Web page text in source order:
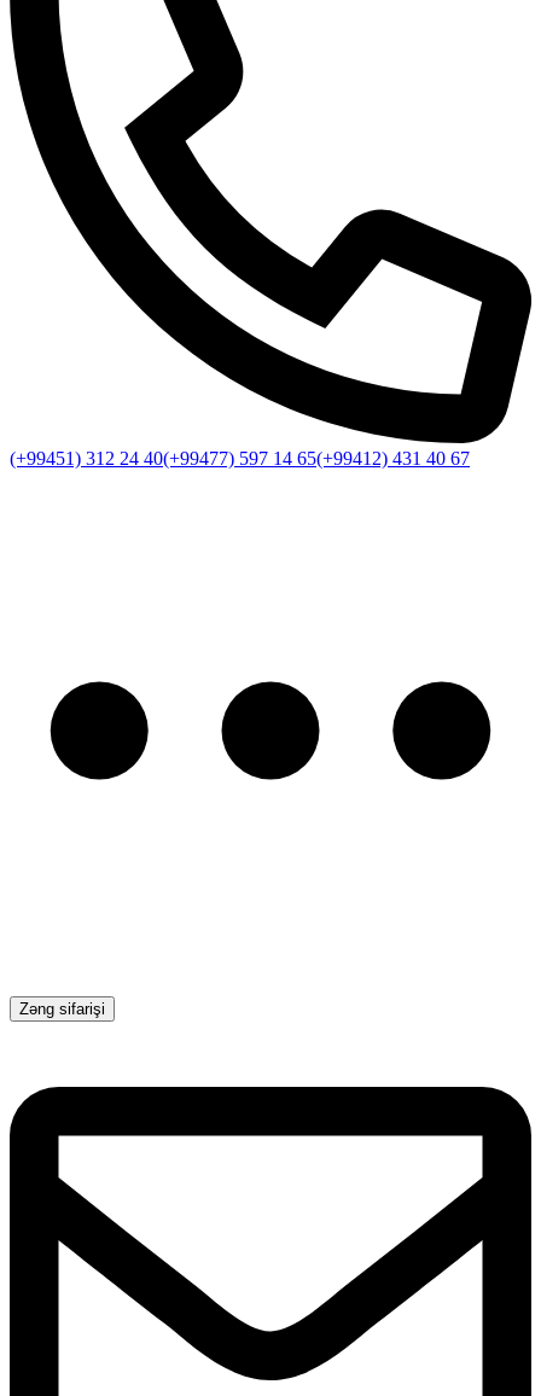
(+99451) 312 24 40(+99477) 597 14 65(+99412) 431 40 67
Zəng sifarişi